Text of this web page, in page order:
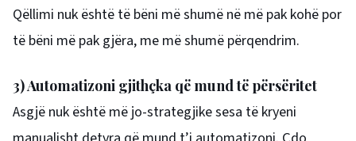
Qëllimi nuk është të bëni më shumë në më pak kohë por
të bëni më pak gjëra, me më shumë përqendrim.
3) Automatizoni gjithçka që mund të përsëritet
Asgjë nuk është më jo-strategjike sesa të kryeni